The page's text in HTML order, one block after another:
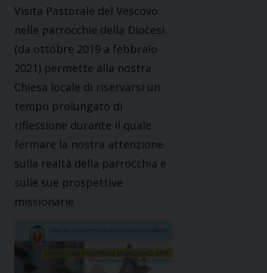
Visita Pastorale del Vescovo
nelle parrocchie della Diocesi
(da ottobre 2019 a febbraio
2021) permette alla nostra
Chiesa locale di riservarsi un
tempo prolungato di
riflessione durante il quale
fermare la nostra attenzione
sulla realtà della parrocchia e
sulle sue prospettive
missionarie.